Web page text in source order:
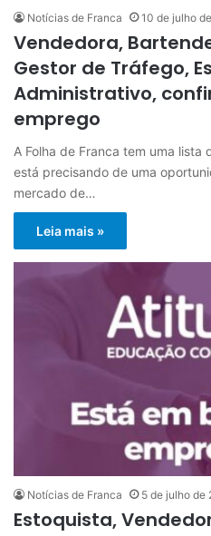
Notícias de Franca 10 de julho
Vendedora,
Gestor de Tráfego,
Administrativo,
emprego
A Folha de Franca tem uma
está precisando de uma
mercado de…
Leia mais »
Notícias de Franca 5 de julho de
Estoquista,